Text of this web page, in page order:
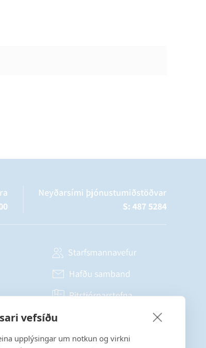
vefsíðu
upplýsingar um notkun og virkni
Neyðarsími þjónustumiðstöðvar
S: 487 5284
Starfsmannavefur
Hafðu samband
Ritstjórnarstefna
Fylgstu með á Facebook